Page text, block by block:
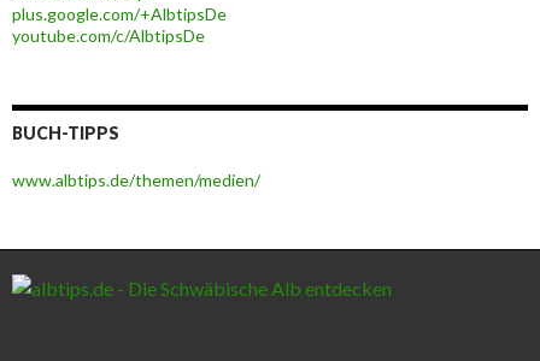
plus.google.com/+AlbtipsDe
youtube.com/c/AlbtipsDe
BUCH-TIPPS
www.albtips.de/themen/medien/